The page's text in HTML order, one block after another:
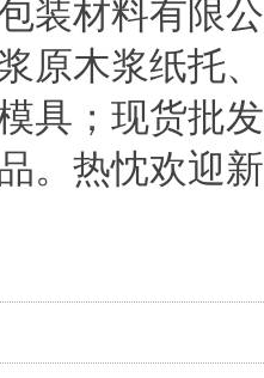
装材料有限
原木浆纸托
具；现货批
。热忱欢迎